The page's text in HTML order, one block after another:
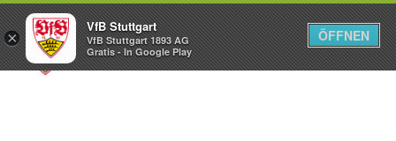
Menü
×
VfB Stuttgart
VfB Stuttgart 1893 AG
Gratis - In Google Play
ÖFFNEN